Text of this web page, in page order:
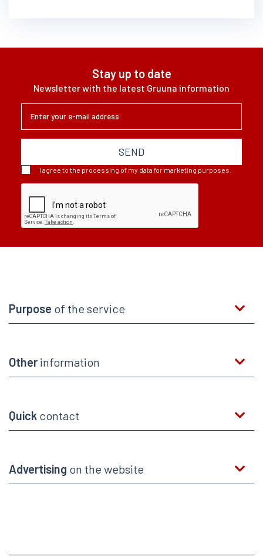
Stay up to date
Newsletter with the latest Gruuna information
SEND
I agree to the processing of my data for marketing purposes.
Purpose of the service
Other information
Quick contact
Advertising on the website